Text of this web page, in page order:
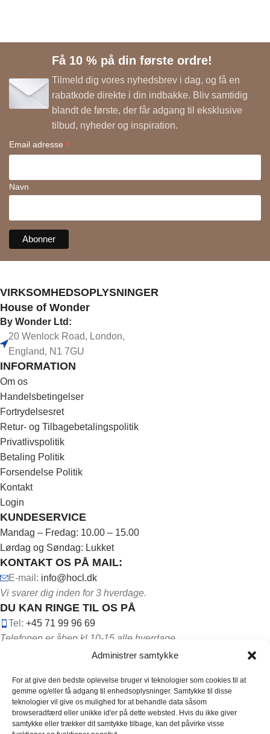
Administrer samtykke
For at give den bedste oplevelse bruger vi teknologier som cookies til at
gemme og/eller få adgang til enhedsoplysninger. Samtykke til disse
teknologier vil give os mulighed for at behandle data såsom
browseradfærd eller unikke id'er på dette websted. Hvis du ikke giver
samtykke eller trækker dit samtykke tilbage, kan det påvirke visse
Få 10 % på din første ordre!
Tilmeld dig vores nyhedsbrev i dag, og få en
rabatkode direkte i din indbakke. Bliv samtidig
blandt de første, der får adgang til eksklusive
tilbud, nyheder og inspiration.
Email adresse *
Navn
VIRKSOMHEDSOPLYSNINGER
House of Wonder
By Wonder Ltd:
20 Wenlock Road, London,
England, N1 7GU
INFORMATION
Om os
Handelsbetingelser
Fortrydelsesret
Retur- og Tilbagebetalingspolitik
Privatlivspolitik
Betaling Politik
Forsendelse Politik
Kontakt
Login
KUNDESERVICE
Mandag – Fredag: 10.00 – 15.00
Lørdag og Søndag: Lukket
KONTAKT OS PÅ MAIL:
E-mail: info@hocl.dk
Vi svarer dig inden for 3 hverdage.
DU KAN RINGE TIL OS PÅ
Tel: +45 71 99 96 69
Telefonen er åben kl.10-15 alle hverdage.
FØLG OS PÅ DE SOCIALE MEDIER: